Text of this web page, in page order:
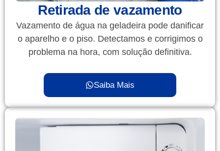
Retirada de vazamento
Vazamento de água na geladeira pode danificar
o aparelho e o piso. Detectamos e corrigimos o
problema na hora, com solução definitiva.
Saiba Mais